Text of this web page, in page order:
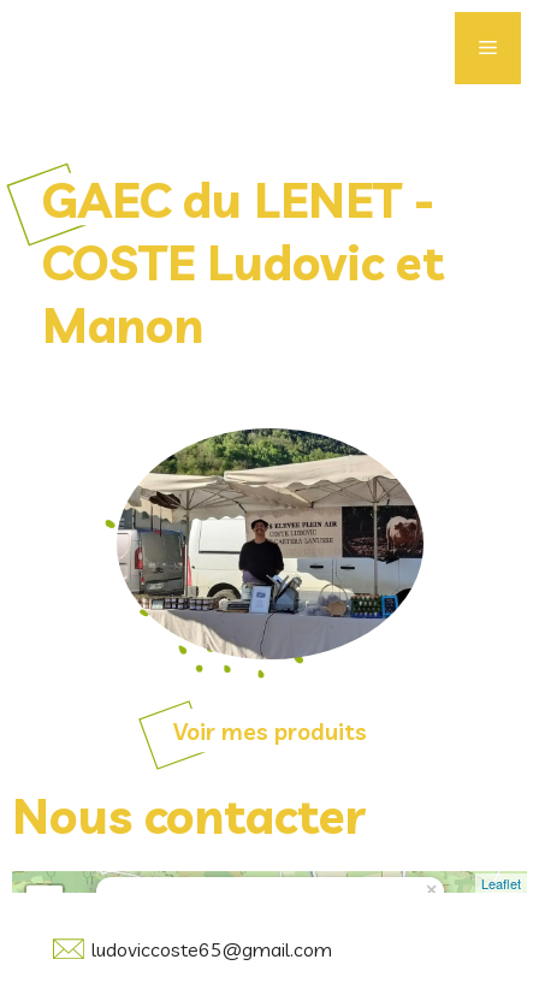
GAEC du LENET -
COSTE Ludovic et
Manon
Voir mes produits
Nous contacter
× Leaflet
ludoviccoste65@gmail.com